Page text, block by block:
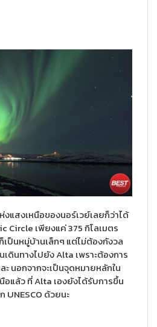
แสงเหนือของนอร์เวย์เลยก็ว่าได้
Circle เพียงแค่ 375 กิโลเมตร
เป็นหมู่บ้านเล็กๆ แต่ไม่ต้องกังวล
ดินทางไปยัง Alta เพราะต้องการ
ะ นอกจากจะเป็นจุดหมายหลักใน
อแล้ว ที่ Alta เองยังได้รับการขึ้น
UNESCO ด้วยนะ